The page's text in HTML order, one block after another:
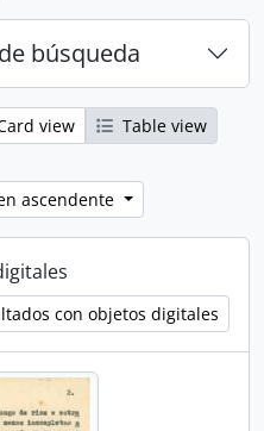
búsqueda
view
Table view
ascendente
con objetos digitales